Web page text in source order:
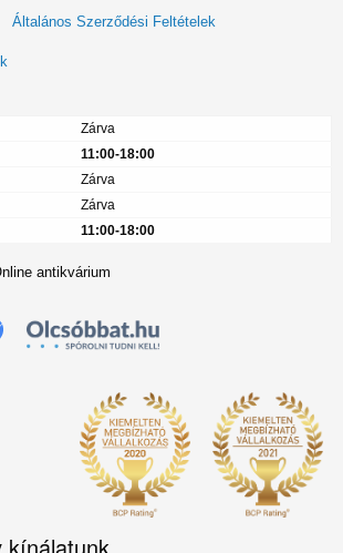
Általános Szerződési Feltételek
Zárva
11:00-18:00
Zárva
Zárva
11:00-18:00
antikvárium